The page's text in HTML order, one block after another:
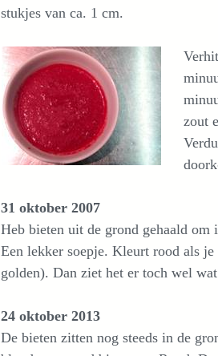
stukjes van ca. 1 cm.
zout
31 oktober 2007
Heb bieten uit de grond gehaald
Een lekker soepje. Kleurt rood als
golden). Dan ziet het er toch wel
24 oktober 2013
De bieten zitten nog steeds in de